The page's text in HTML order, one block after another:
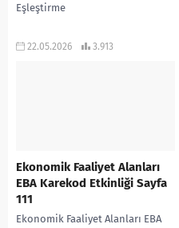
Eşleştirme
22.05.2026 3.913
Ekonomik Faaliyet Alanları
EBA Karekod Etkinliği Sayfa
111
Ekonomik Faaliyet Alanları EBA